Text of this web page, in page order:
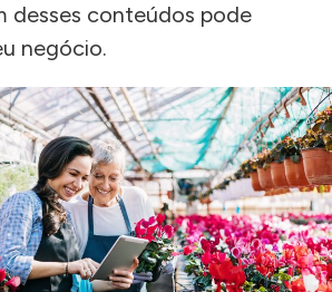
desses conteúdos pode
negócio.